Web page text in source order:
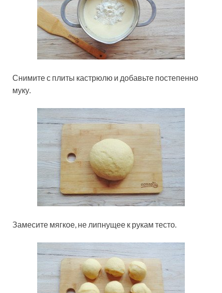
Снимите с плиты кастрюлю и добавьте постепенно
муку.
Замесите мягкое, не липнущее к рукам тесто.